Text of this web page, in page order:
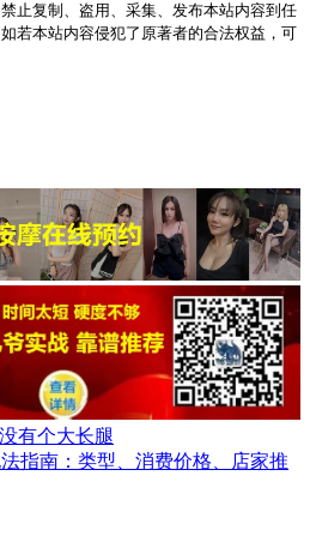
止复制、盗用、采集、发布本站内容到任
若本站内容侵犯了原著者的合法权益，可
有个大长腿
指南：类型、消费价格、店家推